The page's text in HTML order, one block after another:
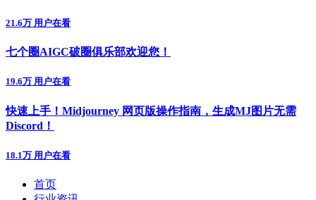
21.6万 用户在看
七个圈AIGC破圈俱乐部欢迎您！
19.6万 用户在看
快速上手！Midjourney 网页版操作指南，生成MJ图片无需
Discord！
18.1万 用户在看
首页